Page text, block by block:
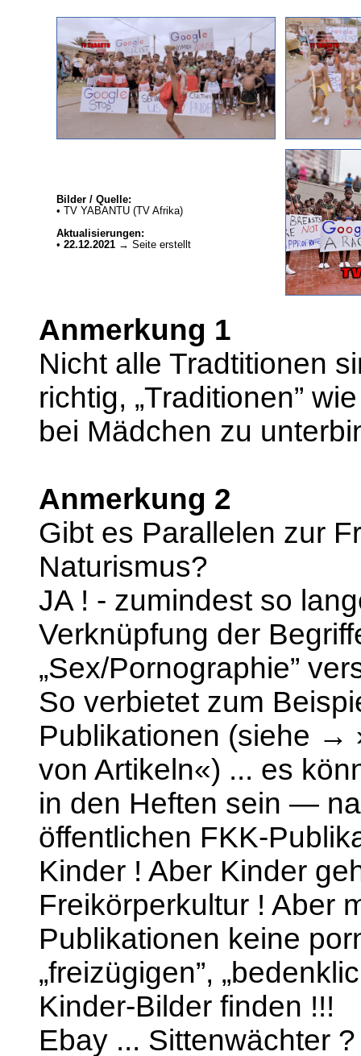
Bilder / Quelle:
• TV YABANTU (TV Afrika)
Aktualisierungen:
• 22.12.2021 → Seite erstellt
Anmerkung 1
Nicht alle Tradtitionen
richtig, „Traditionen”
bei Mädchen zu
Anmerkung 2
Gibt es Parallelen zur
Naturismus?
JA ! - zumindest so
Verknüpfung der
„Sex/Pornographie”
So verbietet zum
Publikationen (siehe →
von Artikeln«) ... es
in den Heften sein —
öffentlichen FKK-
Kinder ! Aber Kinder
Freikörperkultur ! Aber
Publikationen keine
„freizügigen”,
Kinder-Bilder finden !!!
Ebay ... Sittenwächter ?